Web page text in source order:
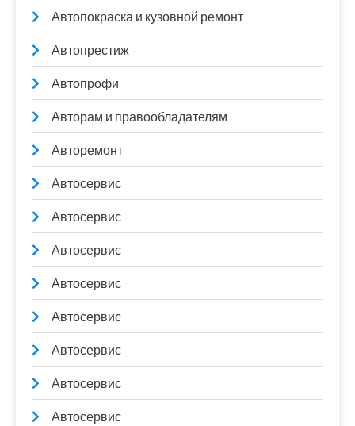
Автопокраска и кузовной ремонт
Автопрестиж
Автопрофи
Авторам и правообладателям
Авторемонт
Автосервис
Автосервис
Автосервис
Автосервис
Автосервис
Автосервис
Автосервис
Автосервис